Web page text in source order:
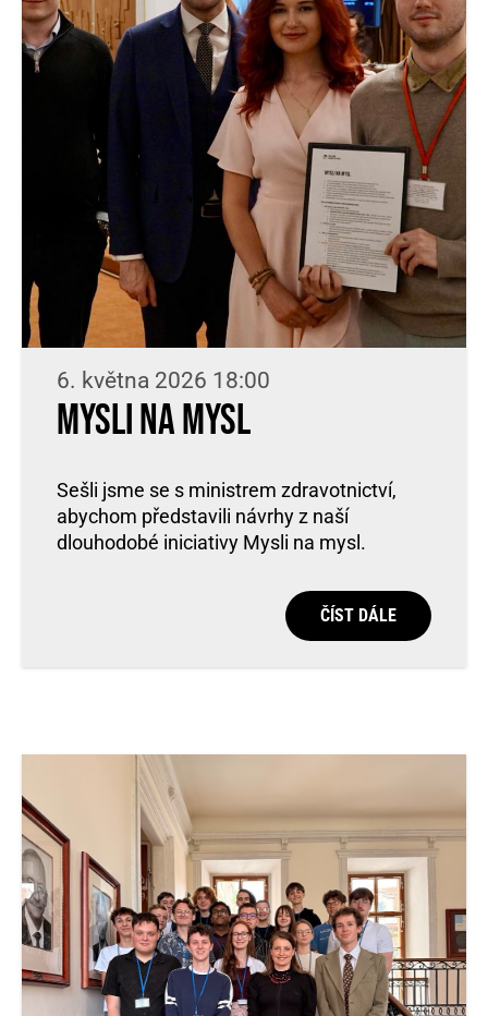
6. května 2026 18:00
Mysli na mysl
Sešli jsme se s ministrem zdravotnictví,
abychom představili návrhy z naší
dlouhodobé iniciativy Mysli na mysl.
ČÍST DÁLE